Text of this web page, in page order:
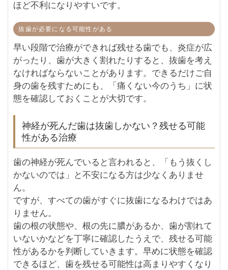
ほど不利になりやすいです。
抜歯が必要になる可能性がある
早い段階で治療ができれば残せる歯でも、炎症が広
がったり、歯が大きく割れたりすると、抜歯を考え
なければならないことがあります。できるだけご自
身の歯を残すためにも、「痛くない今のうち」に状
態を確認しておくことが大切です。
神経が死んだ歯は抜歯しかない？残せる可能
性がある治療
歯の神経が死んでいると言われると、「もう抜くし
かないのでは」と不安になる方は少なくありませ
ん。
ですが、すべての歯がすぐに抜歯になるわけではあ
りません。
歯の根の状態や、根の先に膿があるか、歯が割れて
いないかなどを丁寧に確認したうえで、残せる可能
性があるかを判断していきます。早めに状態を確認
できるほど、歯を残せる可能性は高まりやすくなり